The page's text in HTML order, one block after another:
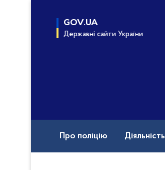
GOV.UA
Державні сайти України
Про поліцію Діяльність